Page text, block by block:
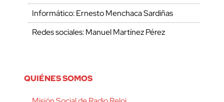
Informático: Ernesto Menchaca Sardiñas
Redes sociales: Manuel Martínez Pérez
QUIÉNES SOMOS